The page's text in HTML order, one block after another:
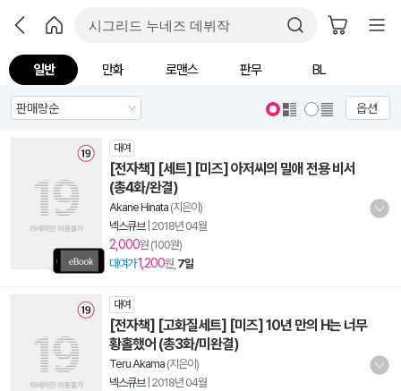
일반 만화 로맨스 판무 BL
옵션
대여
[전자책] [세트] [미즈] 아저씨의 밀애 전용 비서
(총4화/완결)
Akane Hinata (지은이)
넥스큐브| 2018년 04월
2,000원 (100원)
대여가1,200원, 7일
대여
[전자책] [고화질세트] [미즈] 10년 만의 H는 너무
황홀했어 (총3화/미완결)
Teru Akama (지은이)
넥스큐브| 2018년 04월